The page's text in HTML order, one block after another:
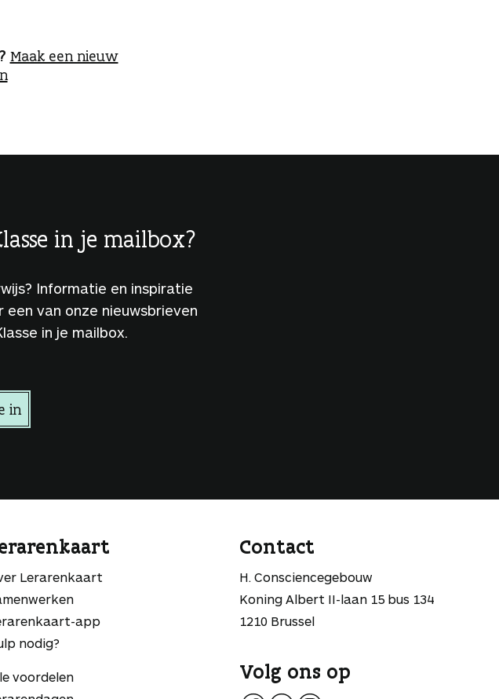
Maak een nieuw
in je mailbox?
Informatie en inspiratie
van onze nieuwsbrieven
in je mailbox.
in
Lerarenkaart
app
nodig?
voordelen
Contact
H. Consciencegebouw
Koning Albert II-laan 15 bus 134
1210 Brussel
Volg ons op